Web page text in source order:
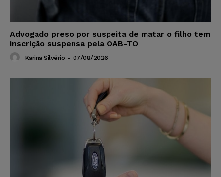
Advogado preso por suspeita de matar o filho tem
inscrição suspensa pela OAB-TO
Karina Silvério - 07/08/2026